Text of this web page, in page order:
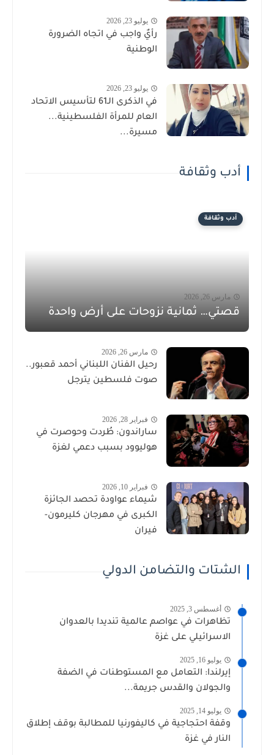
يوليو 23, 2026
رأيٌ واجب في اتجاه الضرورة
الوطنية
يوليو 23, 2026
في الذكرى الـ61 لتأسيس الاتحاد
العام للمرأة الفلسطينية...
مسيرة...
أدب وثقافة
أدب وثقافة
مارس 26, 2026
قصتي… ثمانية نزوحات على أرض واحدة
مارس 26, 2026
رحيل الفنان اللبناني أحمد قعبور..
صوت فلسطين يترجل
فبراير 28, 2026
ساراندون: طُردت وحوصرت في
هوليوود بسبب دعمي لغزة
فبراير 10, 2026
شيماء عواودة تحصد الجائزة
الكبرى في مهرجان كليرمون-
فيران
الشتات والتضامن الدولي
أغسطس 3, 2025
تظاهرات في عواصم عالمية تنديدا بالعدوان
الاسرائيلي على غزة
يوليو 16, 2025
إيرلندا: التعامل مع المستوطنات في الضفة
والجولان والقدس جريمة...
يوليو 14, 2025
وقفة احتجاجية في كاليفورنيا للمطالبة بوقف إطلاق
النار في غزة